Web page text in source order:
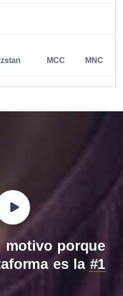
MCC MNC
motivo porque
es la #1